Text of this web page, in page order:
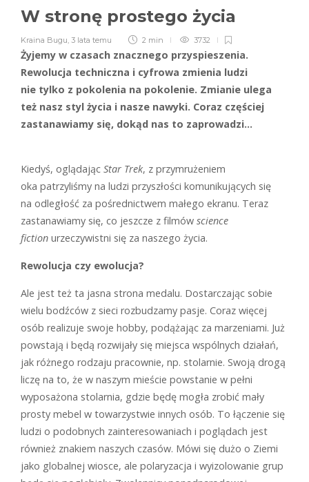
W stronę prostego życia
Kraina Bugu, 3 lata temu 2 min 3732
Żyjemy w czasach znacznego przyspieszenia.
Rewolucja techniczna i cyfrowa zmienia ludzi
nie tylko z pokolenia na pokolenie. Zmianie ulega
też nasz styl życia i nasze nawyki. Coraz częściej
zastanawiamy się, dokąd nas to zaprowadzi…
Kiedyś, oglądając Star Trek, z przymrużeniem
oka patrzyliśmy na ludzi przyszłości komunikujących się
na odległość za pośrednictwem małego ekranu. Teraz
zastanawiamy się, co jeszcze z filmów science
fiction urzeczywistni się za naszego życia.
Rewolucja czy ewolucja?
Ale jest też ta jasna strona medalu. Dostarczając sobie
wielu bodźców z sieci rozbudzamy pasje. Coraz więcej
osób realizuje swoje hobby, podążając za marzeniami. Już
powstają i będą rozwijały się miejsca wspólnych działań,
jak różnego rodzaju pracownie, np. stolarnie. Swoją drogą
liczę na to, że w naszym mieście powstanie w pełni
wyposażona stolarnia, gdzie będę mogła zrobić mały
prosty mebel w towarzystwie innych osób. To łączenie się
ludzi o podobnych zainteresowaniach i poglądach jest
również znakiem naszych czasów. Mówi się dużo o Ziemi
jako globalnej wiosce, ale polaryzacja i wyizolowanie grup